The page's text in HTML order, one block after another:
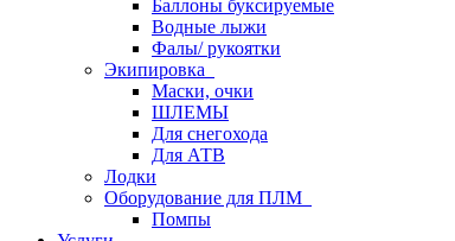
Баллоны буксируемые
Водные лыжи
Фалы/ рукоятки
Экипировка
Маски, очки
ШЛЕМЫ
Для снегохода
Для АТВ
Лодки
Оборудование для ПЛМ
Помпы